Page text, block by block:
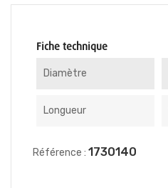
Fiche technique
Diamètre
Longueur
Référence : 1730140